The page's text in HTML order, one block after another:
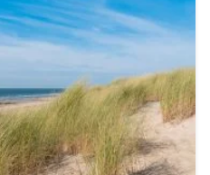
An Der Nordsee
Ab 1.140€